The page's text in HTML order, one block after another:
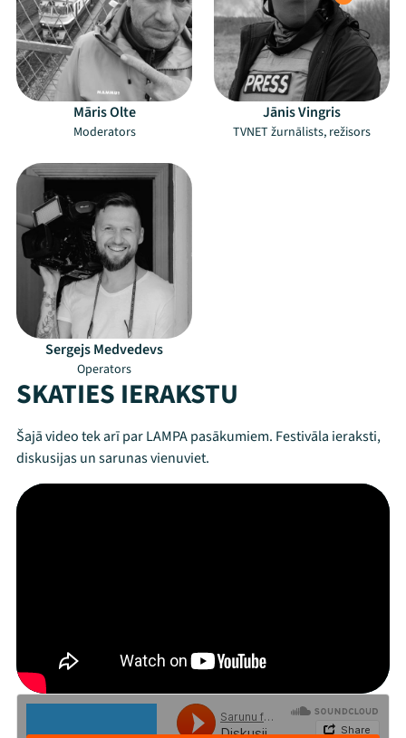
Mana programma
Festivāls
Māris Olte
Moderators
Jānis Vingris
TVNET žurnālists, režisors
Sergejs Medvedevs
Operators
SKATIES IERAKSTU
Šajā video tek arī par LAMPA pasākumiem. Festivāla ieraksti,
diskusijas un sarunas vienuviet.